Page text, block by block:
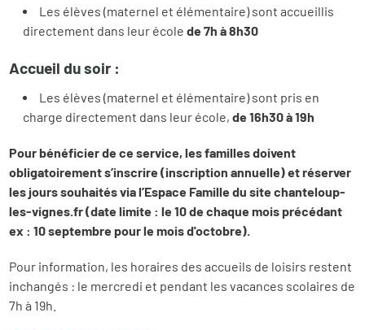
Les élèves (maternel et élémentaire) sont accueillis
directement dans leur écolede 7h à 8h30
Accueil du soir :
Les élèves (maternel et élémentaire) sont pris en
charge directement dans leur école,de 16h30 à 19h
Pour bénéficier de ce service, les familles doivent
obligatoirement s’inscrire (inscription annuelle) et réserver
les jours souhaités via l’Espace Famille du site chanteloup-
les-vignes.fr (date limite : le 10 de chaque mois précédant
ex : 10 septembre pour le mois d'octobre).
Pour information, les horaires des accueils de loisirs restent
inchangés : le mercredi et pendant les vacances scolaires de
7h à 19h.​